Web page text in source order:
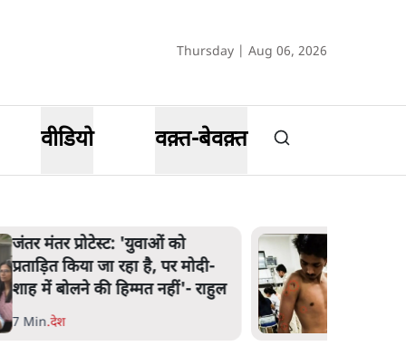
Thursday | Aug 06, 2026
वीडियो वक़्त-बेवक़्त
पेंटर प्रशांत की दर्दनाक दास्तान- जंतर
मंतर पर पैलेट गन से 5 नहीं, 6 लोग
घायल हुए
6 Min